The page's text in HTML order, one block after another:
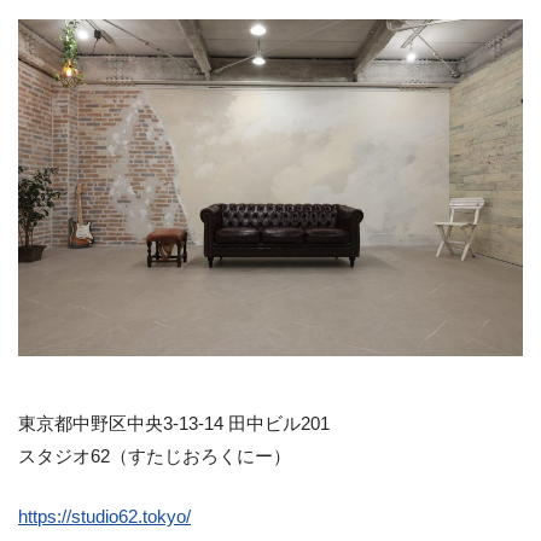
東京都中野区中央3-13-14 田中ビル201
スタジオ62（すたじおろくにー）
https://studio62.tokyo/